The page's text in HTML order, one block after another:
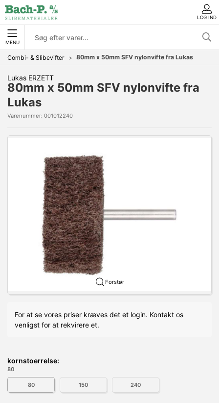
LOG IND
MENU
Combi- & Slibevifter 80mm x 50mm SFV nylonvifte fra Lukas
Lukas ERZETT
80mm x 50mm SFV nylonvifte fra
Lukas
Varenummer: 001012240
Forstør
For at se vores priser kræves det et login. Kontakt os
venligst for at rekvirere et.
kornstoerrelse:
80
80 150 240